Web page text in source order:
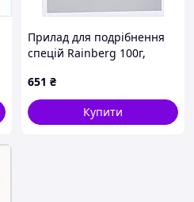
Прилад для подрібнення
спецій Rainberg 100г,
651 ₴
Купити